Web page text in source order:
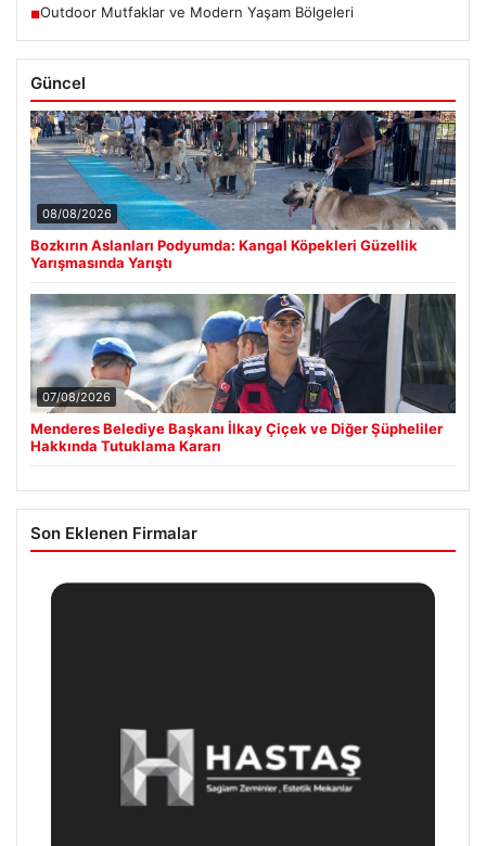
■Outdoor Mutfaklar ve Modern Yaşam Bölgeleri
Güncel
08/08/2026
Bozkırın Aslanları Podyumda: Kangal Köpekleri Güzellik
Yarışmasında Yarıştı
07/08/2026
Menderes Belediye Başkanı İlkay Çiçek ve Diğer Şüpheliler
Hakkında Tutuklama Kararı
Son Eklenen Firmalar